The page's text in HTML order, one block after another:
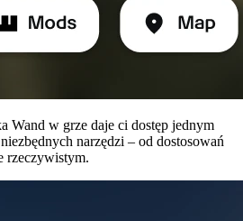
Wand w grze daje ci dostęp jednym
narzędzi – od dostosowań
rzeczywistym.